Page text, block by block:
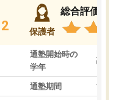
保護者
総合評価
通塾開始時の
学年
高3
通塾期間 1～3